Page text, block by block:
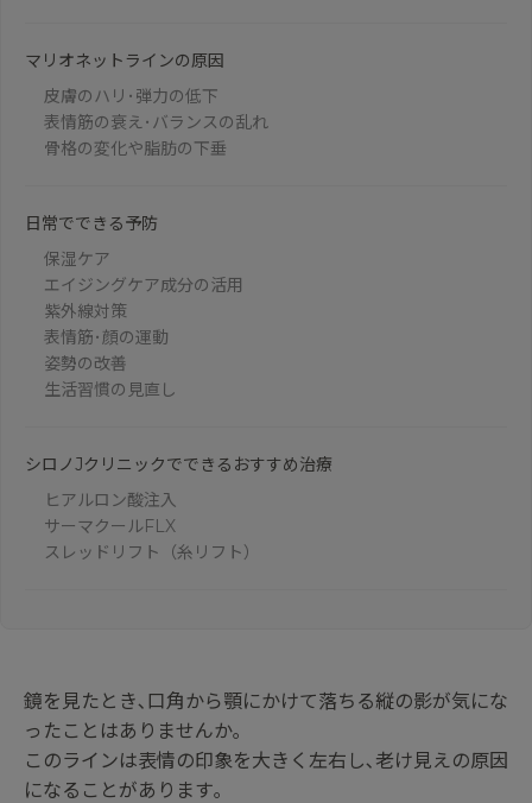
マリオネットラインの原因
皮膚のハリ･弾力の低下
表情筋の衰え･バランスの乱れ
骨格の変化や脂肪の下垂
日常でできる予防
保湿ケア
エイジングケア成分の活用
紫外線対策
表情筋･顔の運動
姿勢の改善
生活習慣の見直し
シロノJクリニックでできるおすすめ治療
ヒアルロン酸注入
サーマクールFLX
スレッドリフト（糸リフト）
鏡を見たとき､口角から顎にかけて落ちる縦の影が気にな
ったことはありませんか｡
このラインは表情の印象を大きく左右し､老け見えの原因
になることがあります｡